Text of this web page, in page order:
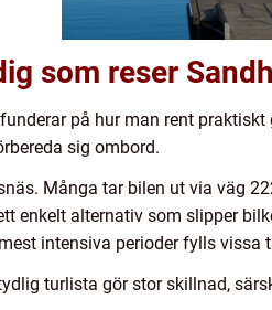
som reser
på hur man rent
sig ombord.
Många tar bilen ut via väg
enkelt alternativ som slipper
intensiva perioder fylls vissa
turlista gör stor skillnad,